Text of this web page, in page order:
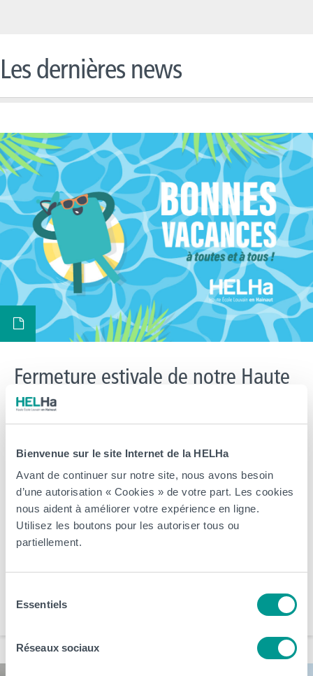
Bienvenue sur le site Internet de la HELHa
Avant de continuer sur notre site, nous avons besoin
d’une autorisation « Cookies » de votre part. Les cookies
nous aident à améliorer votre expérience en ligne.
Utilisez les boutons pour les autoriser tous ou
partiellement.
Essentiels
Réseaux sociaux
Les dernières news
Fermeture estivale de notre Haute
École du 11 juillet au 16 août
prochain
fermés jusqu’au 16 août 2026 inclus. Nos équipes prennent un
peu de repos pour vous revenir en pleine forme à la rentrée !
Cependant, notre plateforme d’inscription en ligne reste bien
accessible via l’onglet inscription. Il est donc possible de débuter
Santé et Technologies Médicales